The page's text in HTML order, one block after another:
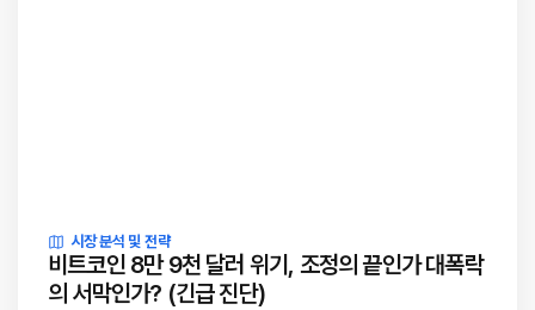
시장 분석 및 전략
비트코인 8만 9천 달러 위기, 조정의 끝인가 대폭락
의 서막인가? (긴급 진단)